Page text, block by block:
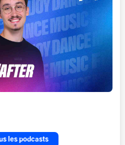
les podcasts